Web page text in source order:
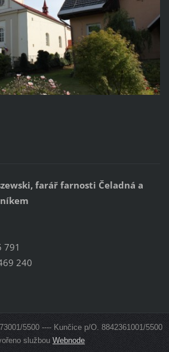
farář farnosti Čeladná a
791
240
5500 ---- Kunčice p/O. 8842361001/5500
službou Webnode